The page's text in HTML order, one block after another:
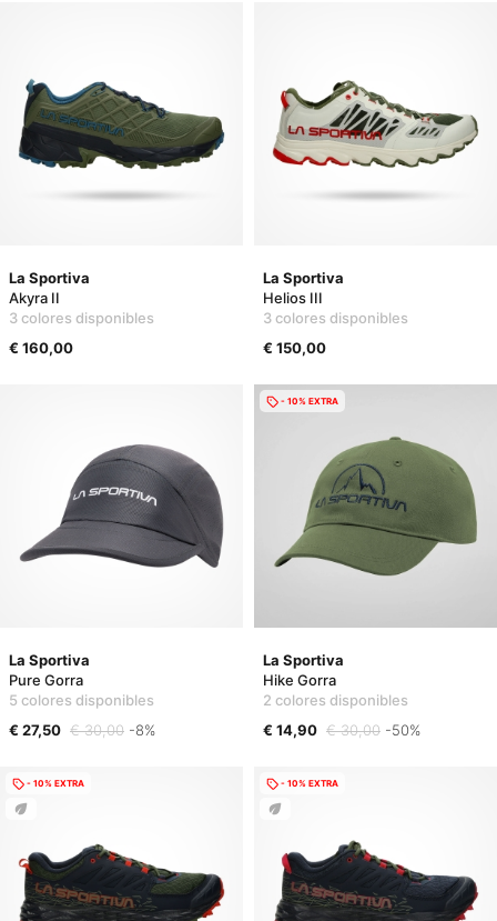
La Sportiva
Akyra II
3 colores disponibles
€ 160,00
La Sportiva
Helios III
3 colores disponibles
€ 150,00
La Sportiva
Pure Gorra
5 colores disponibles
€ 27,50 € 30,00 -8%
La Sportiva
Hike Gorra
2 colores disponibles
€ 14,90 € 30,00 -50%
- 10% EXTRA
- 10% EXTRA - 10% EXTRA